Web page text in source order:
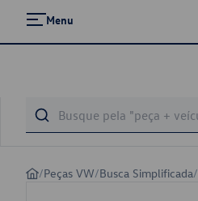
Menu
/Peças VW/Busca Simplificada/